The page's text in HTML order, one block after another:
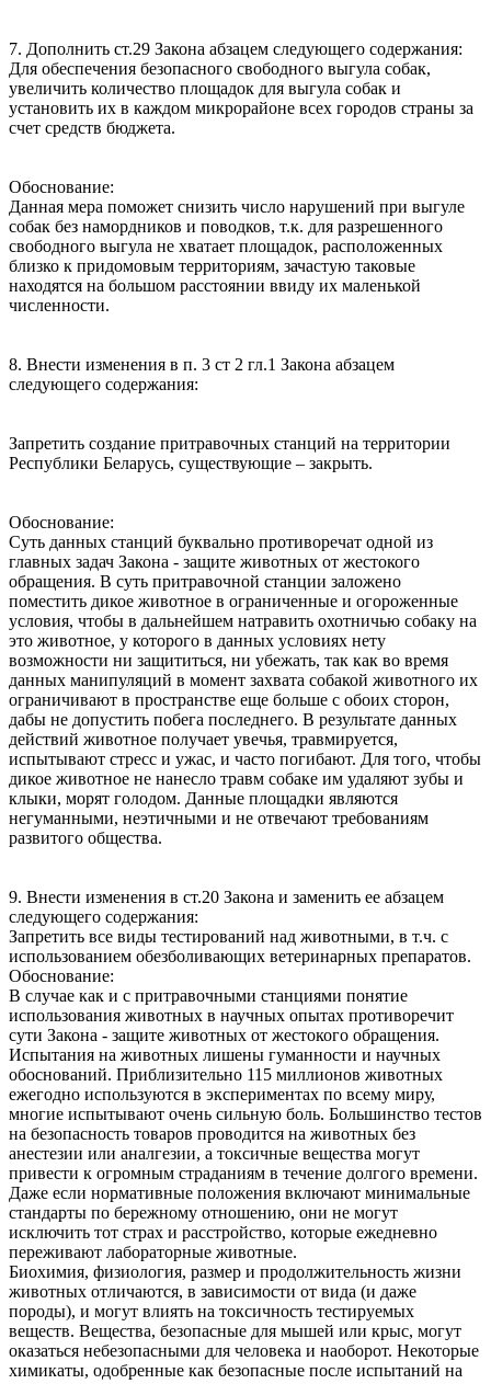
7. Дополнить ст.29 Закона абзацем следующего содержания:
Для обеспечения безопасного свободного выгула собак,
увеличить количество площадок для выгула собак и
установить их в каждом микрорайоне всех городов страны за
счет средств бюджета.
Обоснование:
Данная мера поможет снизить число нарушений при выгуле
собак без намордников и поводков, т.к. для разрешенного
свободного выгула не хватает площадок, расположенных
близко к придомовым территориям, зачастую таковые
находятся на большом расстоянии ввиду их маленькой
численности.
8. Внести изменения в п. 3 ст 2 гл.1 Закона абзацем
следующего содержания:
Запретить создание притравочных станций на территории
Республики Беларусь, существующие – закрыть.
Обоснование:
Суть данных станций буквально противоречат одной из
главных задач Закона - защите животных от жестокого
обращения. В суть притравочной станции заложено
поместить дикое животное в ограниченные и огороженные
условия, чтобы в дальнейшем натравить охотничью собаку на
это животное, у которого в данных условиях нету
возможности ни защититься, ни убежать, так как во время
данных манипуляций в момент захвата собакой животного их
ограничивают в пространстве еще больше с обоих сторон,
дабы не допустить побега последнего. В результате данных
действий животное получает увечья, травмируется,
испытывают стресс и ужас, и часто погибают. Для того, чтобы
дикое животное не нанесло травм собаке им удаляют зубы и
клыки, морят голодом. Данные площадки являются
негуманными, неэтичными и не отвечают требованиям
развитого общества.
9. Внести изменения в ст.20 Закона и заменить ее абзацем
следующего содержания:
Запретить все виды тестирований над животными, в т.ч. с
использованием обезболивающих ветеринарных препаратов.
Обоснование:
В случае как и с притравочными станциями понятие
использования животных в научных опытах противоречит
сути Закона - защите животных от жестокого обращения.
Испытания на животных лишены гуманности и научных
обоснований. Приблизительно 115 миллионов животных
ежегодно используются в экспериментах по всему миру,
многие испытывают очень сильную боль. Большинство тестов
на безопасность товаров проводится на животных без
анестезии или аналгезии, а токсичные вещества могут
привести к огромным страданиям в течение долгого времени.
Даже если нормативные положения включают минимальные
стандарты по бережному отношению, они не могут
исключить тот страх и расстройство, которые ежедневно
переживают лабораторные животные.
Биохимия, физиология, размер и продолжительность жизни
животных отличаются, в зависимости от вида (и даже
породы), и могут влиять на токсичность тестируемых
веществ. Вещества, безопасные для мышей или крыс, могут
оказаться небезопасными для человека и наоборот. Некоторые
химикаты, одобренные как безопасные после испытаний на